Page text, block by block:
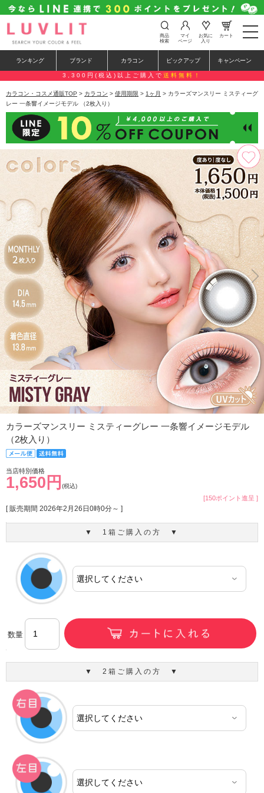
t
o
e
n
a
a
i
o
n
商品
検索
マイ
ページ
お気に
入り
カート
ランキング ブランド カラコン ピックアップ キャンペーン
3,300円(税込)以上ご購入で 送料無料！
カラコン・コスメ通販TOP > カラコン > 使用期限 > 1ヶ月 > カラーズマンスリー ミスティーグ
レー 一条響イメージモデル （2枚入り）
カラーズマンスリー ミスティーグレー 一条響イメージモデル
（2枚入り）
当店特別価格
1,650円 (税込)
[150ポイント進呈 ]
[ 販売期間 2026年2月26日0時0分～ ]
▼ 1箱ご購入の方 ▼
数量
▼ 2箱ご購入の方 ▼